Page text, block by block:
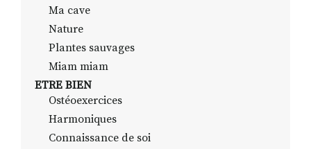
Ma cave
Nature
Plantes sauvages
Miam miam
ETRE BIEN
Ostéoexercices
Harmoniques
Connaissance de soi